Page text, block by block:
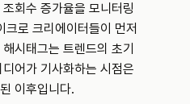
회수 증가율을 모니터링
크로 크리에이터들이 먼저
시태그는 트렌드의 초기
어가 기사화하는 시점은
이후입니다.